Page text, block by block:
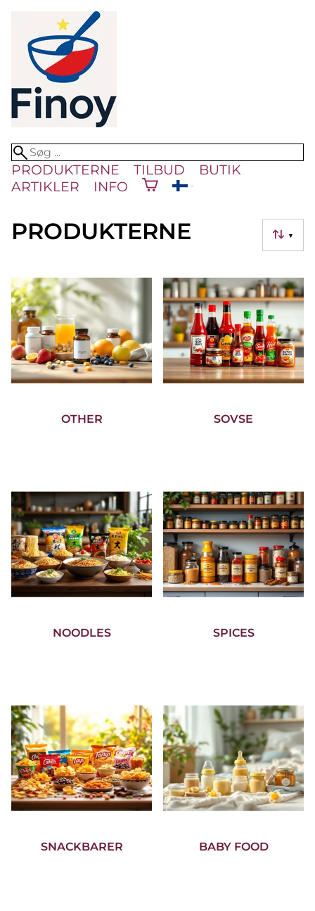
PRODUKTERNE TILBUD
BUTIK
ARTIKLER
INFO
▼
PRODUKTERNE
OTHER SOVSE
NOODLES SPICES
SNACKBARER BABY FOOD